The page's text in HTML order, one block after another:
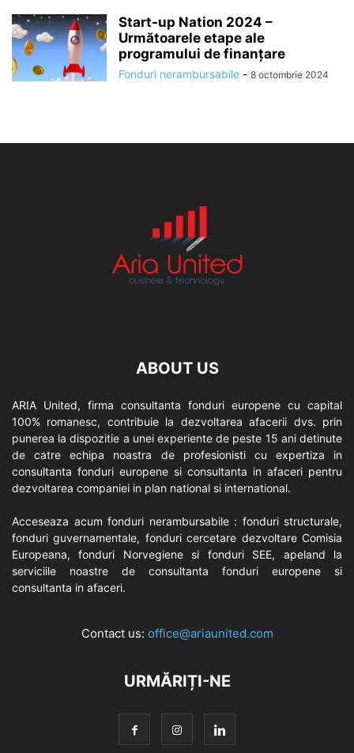
Start-up Nation 2024 –
Următoarele etape ale
programului de finanțare
Fonduri nerambursabile - 8 octombrie 2024
ABOUT US
ARIA United, firma consultanta fonduri europene cu capital
100% romanesc, contribuie la dezvoltarea afacerii dvs. prin
punerea la dispozitie a unei experiente de peste 15 ani detinute
de catre echipa noastra de profesionisti cu expertiza in
consultanta fonduri europene si consultanta in afaceri pentru
dezvoltarea companiei in plan national si international.
Acceseaza acum fonduri nerambursabile : fonduri structurale,
fonduri guvernamentale, fonduri cercetare dezvoltare Comisia
Europeana, fonduri Norvegiene si fonduri SEE, apeland la
serviciile noastre de consultanta fonduri europene si
consultanta in afaceri.
Contact us: office@ariaunited.com
URMĂRIȚI-NE